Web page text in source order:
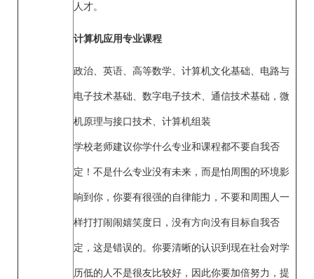
人才。
计算机应用专业课程
政治、英语、高等数学、计算机文化基础、电路与
电子技术基础、数字电子技术、通信技术基础，微
机原理与接口技术、计算机组装
学校老师建议你学什么专业和课程都不要自我否
定！不是什么专业没有未来，而是怕周围的环境影
响到你，你要有很强的自律能力，不要和周围人一
样打打闹闹嬉笑度日，没有方向没有目标自我否
定，这是错误的。你要清晰的认识到现在社会对学
历低的人不是很友比较好，因此你要加倍努力，提